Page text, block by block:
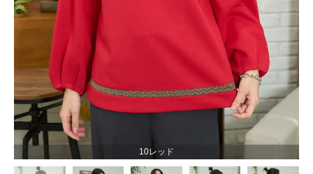
10レッド